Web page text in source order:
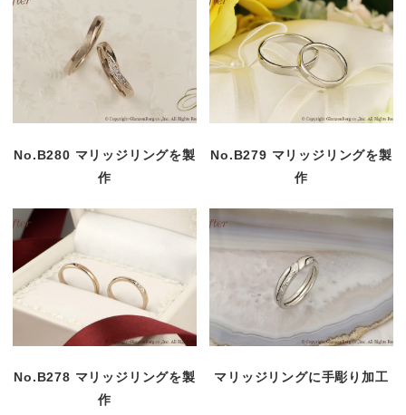
No.B280 マリッジリングを製
作
No.B279 マリッジリングを製
作
No.B278 マリッジリングを製
作
マリッジリングに手彫り加工